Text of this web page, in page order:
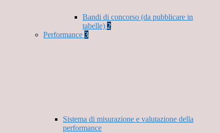
Bandi di concorso (da pubblicare in
tabelle) 2
Performance 3
Sistema di misurazione e valutazione della
performance